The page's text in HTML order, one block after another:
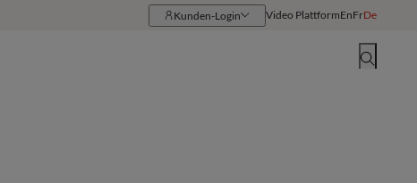
Kunden-Login Video PlattformEnFrDe